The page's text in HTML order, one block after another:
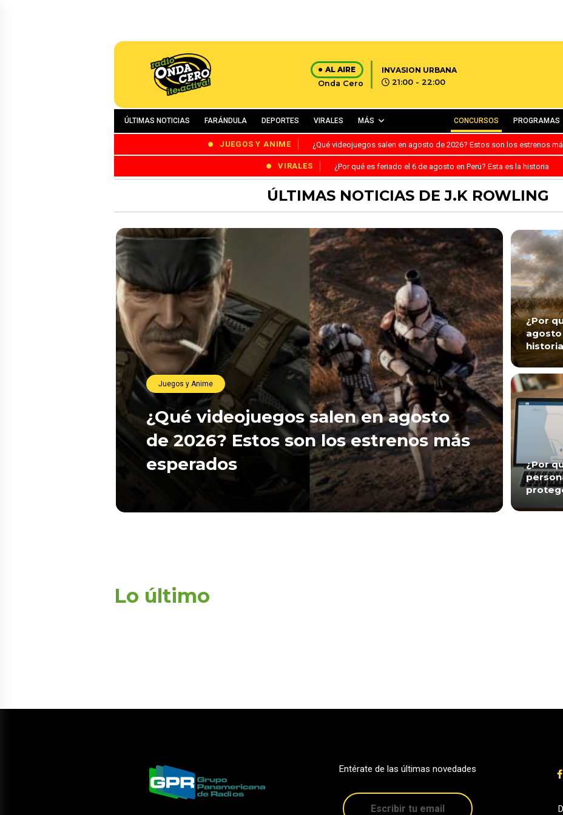
AL AIRE
Onda Cero
INVASION URBANA
21:00 - 22:00
ÚLTIMAS NOTICIAS FARÁNDULA DEPORTES VIRALES MÁS CONCURSOS PROGRAMAS
JUEGOS Y ANIME ¿Qué videojuegos salen en agosto de 2026? Estos son los estrenos
VIRALES ¿Por qué es feriado el 6 de agosto en Perú? Esta es la historia
ÚLTIMAS NOTICIAS DE J.K ROWLING
Juegos y Anime
¿Qué videojuegos salen en agosto
de 2026? Estos son los estrenos más
esperados
¿Por
agosto
historia
¿Por
Lo último
Entérate de las últimas novedades